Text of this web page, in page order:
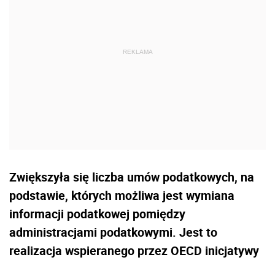
Zwiększyła się liczba umów podatkowych, na
podstawie, których możliwa jest wymiana
informacji podatkowej pomiędzy
administracjami podatkowymi. Jest to
realizacja wspieranego przez OECD inicjatywy